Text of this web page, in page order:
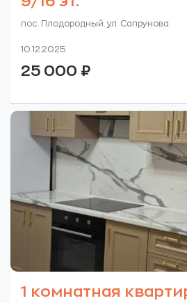
пос. Плодородный. ул. Сапрунова.
10.12.2025
25 000 ₽
1 комнатная